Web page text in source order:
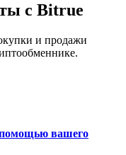
торговую информацию
с Bitrue
и продажи
помощью вашего